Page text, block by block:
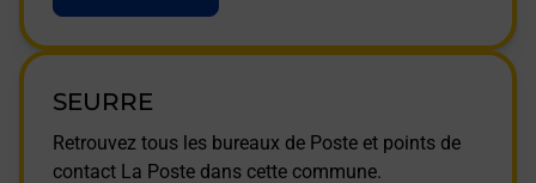
SEURRE
Retrouvez tous les bureaux de Poste et points de
contact La Poste dans cette commune.